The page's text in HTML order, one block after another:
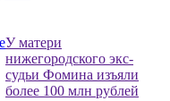
У матери
нижегородского экс-
судьи Фомина изъяли
более 100 млн рублей